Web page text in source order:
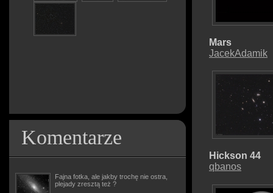
Komentarze
Fajna fotka, ale jakby trochę nie ostra,
plejady zresztą też ?
Mars
JacekAdamik
Hickson 44
qbanos